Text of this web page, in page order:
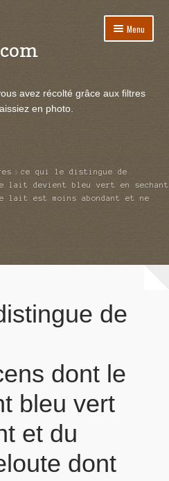
Menu
le
enfant
le
menu
Ouvrir
avez récolté grâce aux filtres
en photo.
ce qui le distingue de
lait devient bleu vert en sechant
est moins abondant et ne
de
dont le
bleu vert
et du
dont